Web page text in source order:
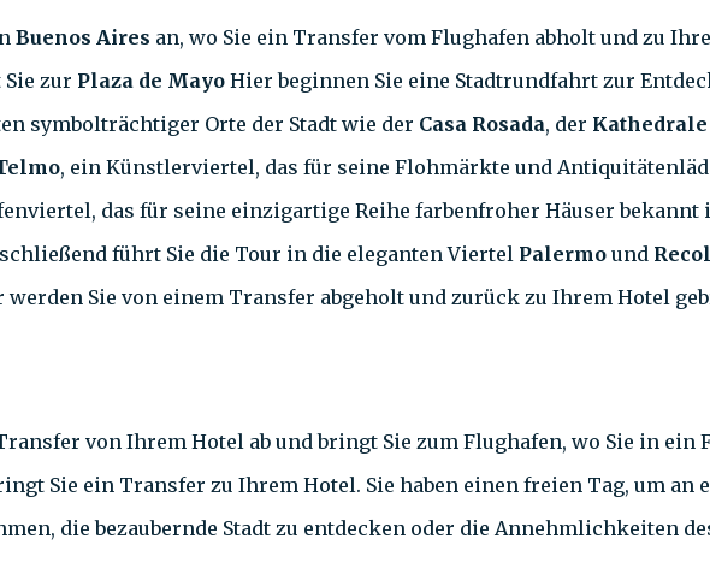
Buenos Aires an, wo Sie ein Transfer vom Flughafen abholt und zu
zur Plaza de Mayo Hier beginnen Sie eine Stadtrundfahrt zur
symbolträchtiger Orte der Stadt wie der Casa Rosada, der Kathedrale
, ein Künstlerviertel, das für seine Flohmärkte und
das für seine einzigartige Reihe farbenfroher Häuser bekannt
führt Sie die Tour in die eleganten Viertel Palermo und
werden Sie von einem Transfer abgeholt und zurück zu Ihrem Hotel
von Ihrem Hotel ab und bringt Sie zum Flughafen, wo Sie in
Sie ein Transfer zu Ihrem Hotel. Sie haben einen freien Tag, um
die bezaubernde Stadt zu entdecken oder die Annehmlichkeiten